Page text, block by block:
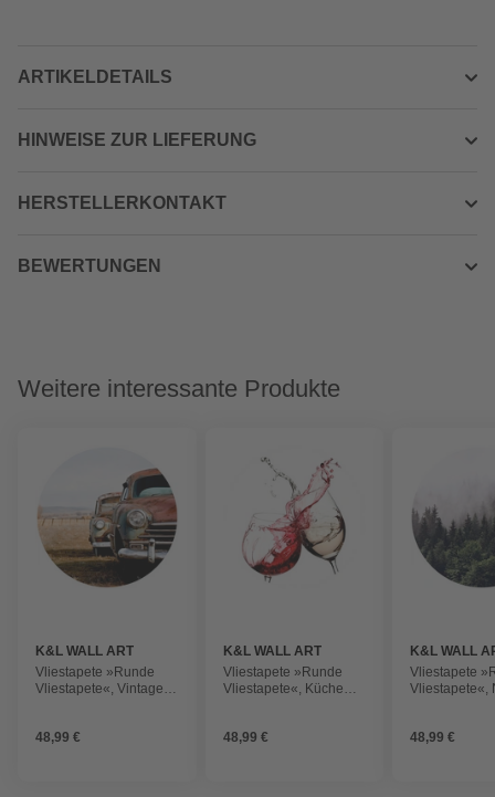
ARTIKELDETAILS
HINWEISE ZUR LIEFERUNG
HERSTELLERKONTAKT
BEWERTUNGEN
Weitere interessante Produkte
K&L WALL ART
Vliestapete »Runde
Vliestapete«, Vintage
48,99 €
K&L WALL ART
Vliestapete »Runde
Vliestapete«, Küche
matt
48,99 €
K&L WALL
Vliestapete
Vliestapete«,
48,99 €